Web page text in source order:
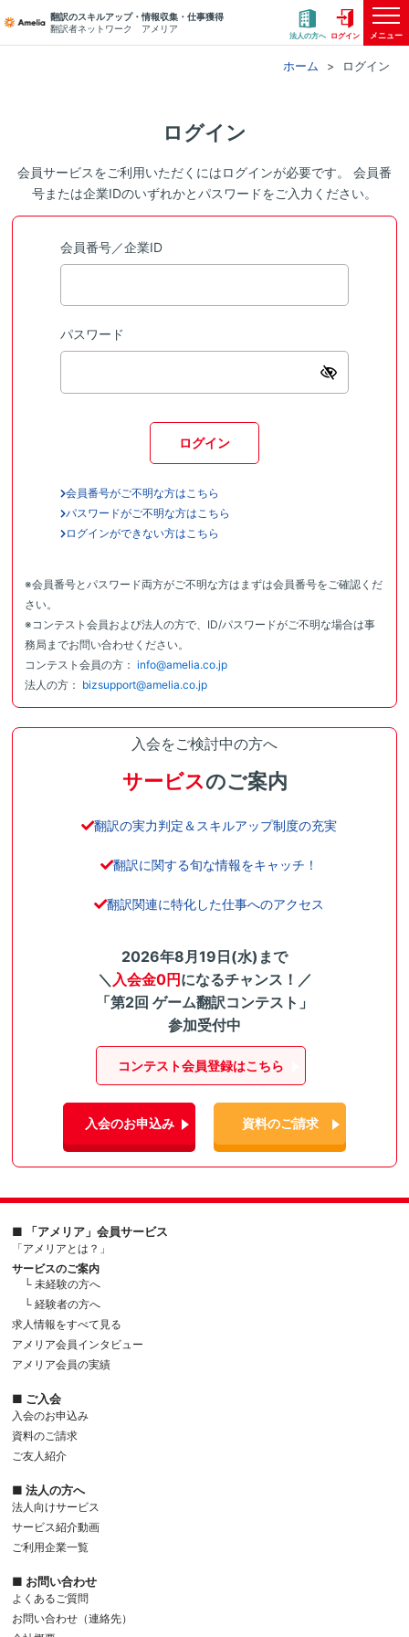
翻訳のスキルアップ・情報収集・仕事獲得
翻訳者ネットワーク アメリア
法人の方へ ログイン メニュー
ホーム ログイン
ログイン
会員サービスをご利用いただくにはログインが必要です。 会員番
号または企業IDのいずれかとパスワードをご入力ください。
会員番号／企業ID
パスワード
ログイン
会員番号がご不明な方はこちら
パスワードがご不明な方はこちら
ログインができない方はこちら
※会員番号とパスワード両方がご不明な方はまずは会員番号をご確認くだ
さい。
※コンテスト会員および法人の方で、ID/パスワードがご不明な場合は事
務局までお問い合わせください。
コンテスト会員の方： info@amelia.co.jp
法人の方： bizsupport@amelia.co.jp
入会をご検討中の方へ
サービスのご案内
翻訳の実力判定＆スキルアップ制度の充実
翻訳に関する旬な情報をキャッチ！
翻訳関連に特化した仕事へのアクセス
2026年8月19日(水)まで
＼ 入会金0円になるチャンス！／
「第2回 ゲーム翻訳コンテスト」
参加受付中
コンテスト会員登録はこちら
入会のお申込み 資料のご請求
■ 「アメリア」会員サービス
「アメリアとは？」
サービスのご案内
└ 未経験の方へ
└ 経験者の方へ
求人情報をすべて見る
アメリア会員インタビュー
アメリア会員の実績
■ ご入会
入会のお申込み
資料のご請求
ご友人紹介
■ 法人の方へ
法人向けサービス
サービス紹介動画
ご利用企業一覧
■ お問い合わせ
よくあるご質問
お問い合わせ（連絡先）